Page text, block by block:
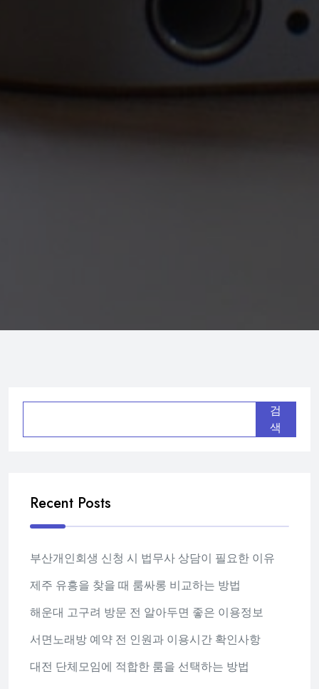
검
색
Recent Posts
부산개인회생 신청 시 법무사 상담이 필요한 이유
제주 유흥을 찾을 때 룸싸롱 비교하는 방법
해운대 고구려 방문 전 알아두면 좋은 이용정보
서면노래방 예약 전 인원과 이용시간 확인사항
대전 단체모임에 적합한 룸을 선택하는 방법